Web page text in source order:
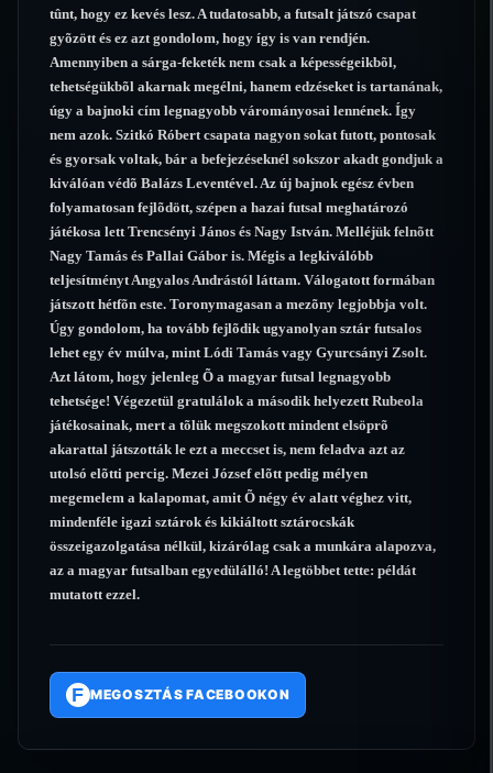
tûnt, hogy ez kevés lesz. A tudatosabb, a futsalt játszó csapat
gyõzött és ez azt gondolom, hogy így is van rendjén.
Amennyiben a sárga-feketék nem csak a képességeikbõl,
tehetségükbõl akarnak megélni, hanem edzéseket is tartanának,
úgy a bajnoki cím legnagyobb várományosai lennének. Így
nem azok. Szitkó Róbert csapata nagyon sokat futott, pontosak
és gyorsak voltak, bár a befejezéseknél sokszor akadt gondjuk a
kiválóan védõ Balázs Leventével. Az új bajnok egész évben
folyamatosan fejlõdött, szépen a hazai futsal meghatározó
játékosa lett Trencsényi János és Nagy István. Melléjük felnõtt
Nagy Tamás és Pallai Gábor is. Mégis a legkiválóbb
teljesítményt Angyalos Andrástól láttam. Válogatott formában
játszott hétfõn este. Toronymagasan a mezõny legjobbja volt.
Úgy gondolom, ha tovább fejlõdik ugyanolyan sztár futsalos
lehet egy év múlva, mint Lódi Tamás vagy Gyurcsányi Zsolt.
Azt látom, hogy jelenleg Õ a magyar futsal legnagyobb
tehetsége! Végezetül gratulálok a második helyezett Rubeola
játékosainak, mert a tõlük megszokott mindent elsöprõ
akarattal játszották le ezt a meccset is, nem feladva azt az
utolsó elõtti percig. Mezei József elõtt pedig mélyen
megemelem a kalapomat, amit Õ négy év alatt véghez vitt,
mindenféle igazi sztárok és kikiáltott sztárocskák
összeigazolgatása nélkül, kizárólag csak a munkára alapozva,
az a magyar futsalban egyedülálló! A legtöbbet tette: példát
mutatott ezzel.
F MEGOSZTÁS FACEBOOKON